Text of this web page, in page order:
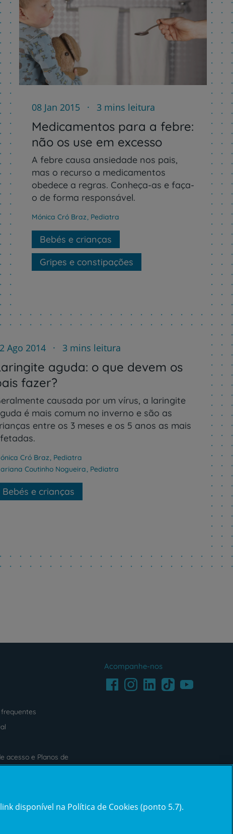
08 Jan 2015 3 mins leitura
Medicamentos para a febre:
não os use em excesso
A febre causa ansiedade nos pais,
mas o recurso a medicamentos
obedece a regras. Conheça-as e faça-
o de forma responsável.
Mónica Cró Braz, Pediatra
Bebés e crianças
Gripes e constipações
Ago 2014 3 mins leitura
aguda: o que devem os
fazer?
causada por um vírus, a laringite
é mais comum no inverno e são as
entre os 3 meses e os 5 anos as mais
Cró Braz, Pediatra
Coutinho Nogueira, Pediatra
Bebés e crianças
acesso e Planos de
Acompanhe-nos
FacebookInstagramLinkedInTikTokYoutube
Reclamações e Elogios
disponível na Política de Cookies (ponto 5.7).